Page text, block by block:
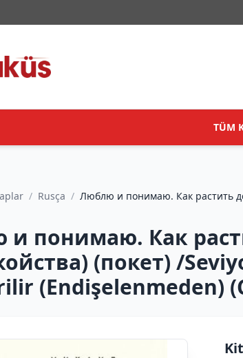
TÜM
/ Rusça / Люблю и понимаю. Как растить
понимаю. Как
(покет) /
(Endişelenmeden)